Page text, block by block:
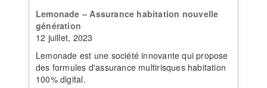
Lemonade – Assurance habitation nouvelle
génération
12 juillet, 2023
Lemonade est une société innovante qui propose
des formules d'assurance multirisques habitation
100% digital.